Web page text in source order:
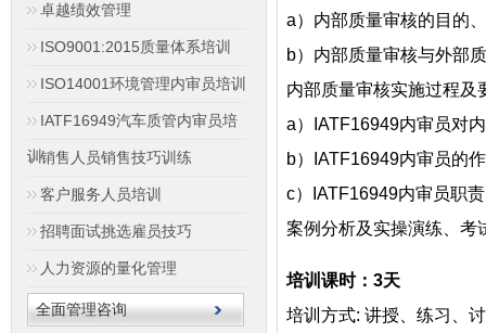
卓越绩效管理
ISO9001:2015质量体系培训
ISO14001环境管理内审员培训
IATF16949汽车质管内审员培
训销售人员销售技巧训练
客户服务人员培训
招聘面试挑选雇员技巧
人力资源的量化管理
全面管理咨询
a）内部质量审核的目的
b）内部质量审核与外部
内部质量审核实施过程及
a）
IATF16949内审员对
b）
IATF16949内审员的
c）
IATF16949内审员职责
案例分析及实操演练、考
培训课时：3天
培训方式: 讲授、练习、